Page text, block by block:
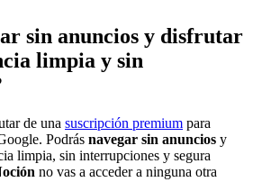
sin anuncios y disfrutar
limpia y sin
de una suscripción premium para
Podrás navegar sin anuncios y
limpia, sin interrupciones y segura
no vas a acceder a ninguna otra